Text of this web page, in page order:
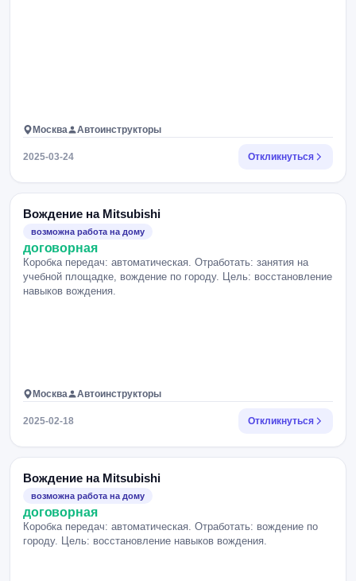
Москва Автоинструкторы
2025-03-24 Откликнуться
Вождение на Mitsubishi
возможна работа на дому
договорная
Коробка передач: автоматическая. Отработать: занятия на
учебной площадке, вождение по городу. Цель: восстановление
навыков вождения.
Москва Автоинструкторы
2025-02-18 Откликнуться
Вождение на Mitsubishi
возможна работа на дому
договорная
Коробка передач: автоматическая. Отработать: вождение по
городу. Цель: восстановление навыков вождения.